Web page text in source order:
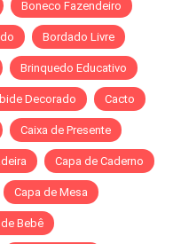
Boneco Fazendeiro
Bordado Livre
Brinquedo Educativo
Decorado Cacto
Caixa de Presente
Capa de Caderno
Capa de Mesa
Bebê